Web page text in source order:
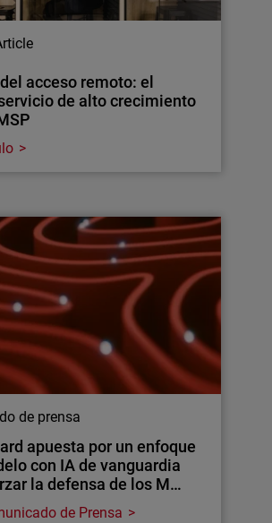
acceso remoto: el
de alto crecimiento
de prensa
apuesta por un enfoque
con IA de vanguardia
la defensa de los M…
de Prensa